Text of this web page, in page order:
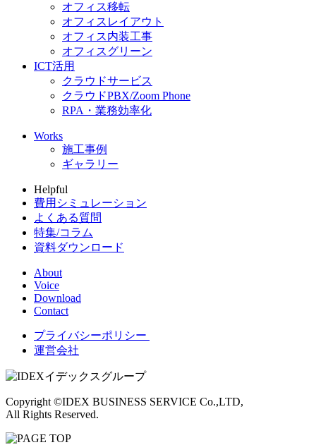
オフィス移転
オフィスレイアウト
オフィス内装工事
オフィスグリーン
ICT活用
クラウドサービス
クラウドPBX/Zoom Phone
RPA・業務効率化
Works
施工事例
ギャラリー
Helpful
費用シミュレーション
よくある質問
特集/コラム
資料ダウンロード
About
Voice
Download
Contact
プライバシーポリシー
運営会社
Copyright ©IDEX BUSINESS SERVICE Co.,LTD,
All Rights Reserved.